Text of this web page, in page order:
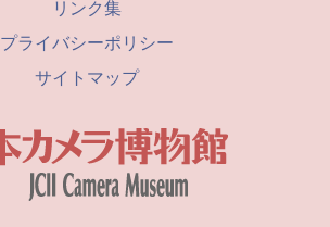
リンク集
プライバシーポリシー
サイトマップ